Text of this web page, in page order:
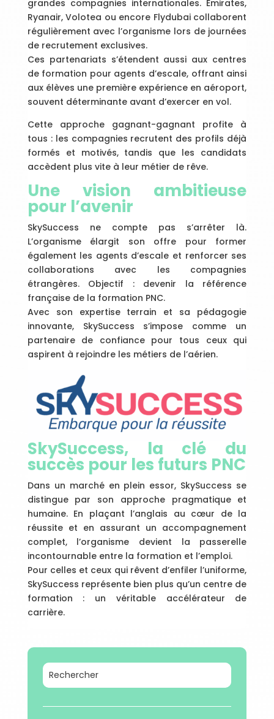
grandes compagnies internationales. Emirates,
Ryanair, Volotea ou encore Flydubai collaborent
régulièrement avec l’organisme lors de journées
de recrutement exclusives.
Ces partenariats s’étendent aussi aux centres
de formation pour agents d’escale, offrant ainsi
aux élèves une première expérience en aéroport,
souvent déterminante avant d’exercer en vol.
Cette approche gagnant-gagnant profite à
tous : les compagnies recrutent des profils déjà
formés et motivés, tandis que les candidats
accèdent plus vite à leur métier de rêve.
Une vision ambitieuse
pour l’avenir
SkySuccess ne compte pas s’arrêter là.
L’organisme élargit son offre pour former
également les agents d’escale et renforcer ses
collaborations avec les compagnies
étrangères. Objectif : devenir la référence
française de la formation PNC.
Avec son expertise terrain et sa pédagogie
innovante, SkySuccess s’impose comme un
partenaire de confiance pour tous ceux qui
aspirent à rejoindre les métiers de l’aérien.
SkySuccess, la clé du
succès pour les futurs PNC
Dans un marché en plein essor, SkySuccess se
distingue par son approche pragmatique et
humaine. En plaçant l’anglais au cœur de la
réussite et en assurant un accompagnement
complet, l’organisme devient la passerelle
incontournable entre la formation et l’emploi.
Pour celles et ceux qui rêvent d’enfiler l’uniforme,
SkySuccess représente bien plus qu’un centre de
formation : un véritable accélérateur de
carrière.